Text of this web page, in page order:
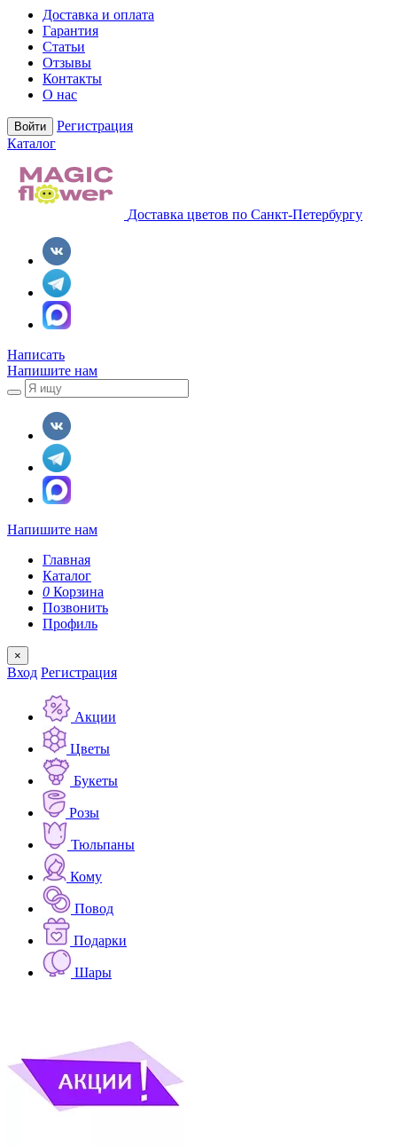
Доставка и оплата
Гарантия
Статьи
Отзывы
Контакты
О нас
Войти
Регистрация
Каталог
Доставка цветов по Санкт-Петербургу
Написать
Напишите нам
Напишите нам
Главная
Каталог
0 Корзина
Позвонить
Профиль
×
Вход Регистрация
Акции
Цветы
Букеты
Розы
Тюльпаны
Кому
Повод
Подарки
Шары